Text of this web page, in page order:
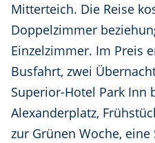
Mitterteich. Die Reise
Doppelzimmer
Einzelzimmer. Im Preis
Busfahrt, zwei
Superior-Hotel Park Inn
Alexanderplatz,
zur Grünen Woche,